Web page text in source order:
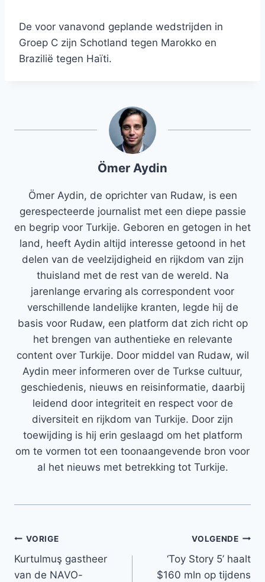
De voor vanavond geplande wedstrijden in
Groep C zijn Schotland tegen Marokko en
Brazilië tegen Haïti.
Ömer Aydin
Ömer Aydin, de oprichter van Rudaw, is een
gerespecteerde journalist met een diepe passie
en begrip voor Turkije. Geboren en getogen in het
land, heeft Aydin altijd interesse getoond in het
delen van de veelzijdigheid en rijkdom van zijn
thuisland met de rest van de wereld. Na
jarenlange ervaring als correspondent voor
verschillende landelijke kranten, legde hij de
basis voor Rudaw, een platform dat zich richt op
het brengen van authentieke en relevante
content over Turkije. Door middel van Rudaw, wil
Aydin meer informeren over de Turkse cultuur,
geschiedenis, nieuws en reisinformatie, daarbij
leidend door integriteit en respect voor de
diversiteit en rijkdom van Turkije. Door zijn
toewijding is hij erin geslaagd om het platform
om te vormen tot een toonaangevende bron voor
al het nieuws met betrekking tot Turkije.
Bericht
navigatie
VORIGE
Kurtulmuş gastheer
van de NAVO-
VOLGENDE
‘Toy Story 5’ haalt
$160 mln op tijdens